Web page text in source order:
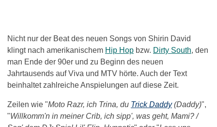
Nicht nur der Beat des neuen Songs von Shirin David
klingt nach amerikanischem Hip Hop bzw. Dirty South, den
man Ende der 90er und zu Beginn des neuen
Jahrtausends auf Viva und MTV hörte. Auch der Text
beinhaltet zahlreiche Anspielungen auf diese Zeit.
Zeilen wie "Moto Razr, ich Trina, du Trick Daddy(Daddy)",
"Willkomm'n in meiner Crib, ich sipp', was geht, Mami? /